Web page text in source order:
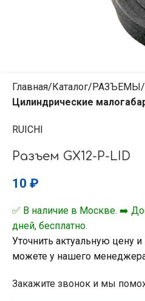
Главная Каталог РАЗЪЕМЫ
Цилиндрические
RUICHI
Разъем GX12-P-LID
10 ₽
✅ В наличие в Москве. ➡️
дней, бесплатно.
Уточнить актуальную цену
можете у нашего
Закажите звонок и мы